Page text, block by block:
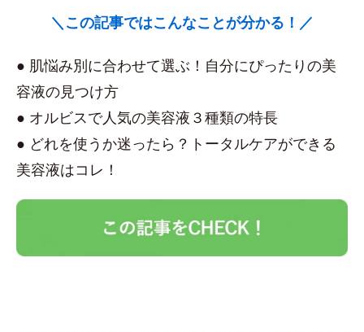
＼この記事ではこんなことが分かる！／
● 肌悩み別に合わせて選ぶ！自分にぴったりの美
容液の見つけ方
● オルビスで人気の美容液３種類の特長
● どれを使うか迷ったら？トータルケアができる
美容液はコレ！